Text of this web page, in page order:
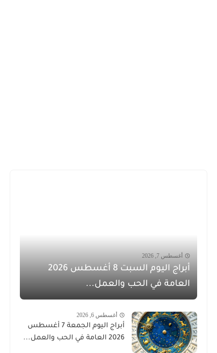
أغسطس 7, 2026
أبراج اليوم السبت 8 أغسطس 2026
العامة في الحب والعمل...
أغسطس 6, 2026
أبراج اليوم الجمعة 7 أغسطس
2026 العامة في الحب والعمل...